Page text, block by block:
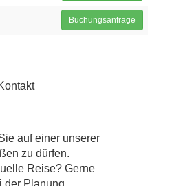
Buchungsanfrage
auf einer unserer
zu dürfen.
Reise? Gerne
der Planung.